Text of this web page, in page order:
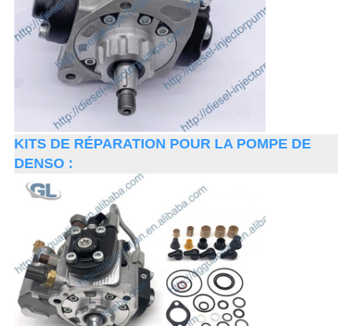
KITS DE RÉPARATION POUR LA POMPE DE
DENSO :